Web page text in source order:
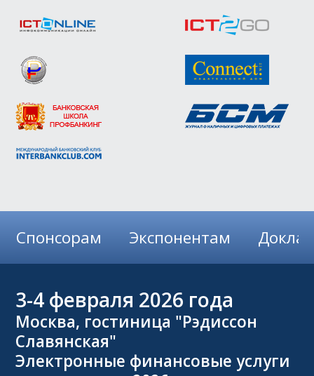
Спонсорам Экспонентам
3-4 февраля 2026 года
Москва, гостиница "Рэдиссон
Славянская"
Электронные финансовые услуги